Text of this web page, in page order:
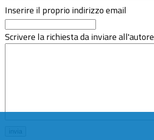
Inserire il proprio indirizzo email
Scrivere la richiesta da inviare all'autore